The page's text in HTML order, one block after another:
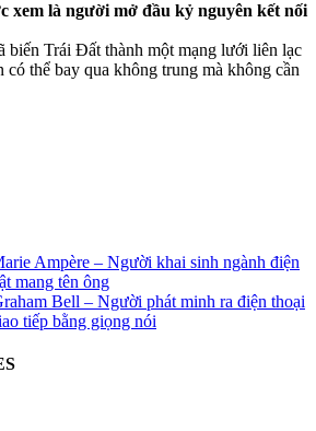
xem là người mở đầu kỷ nguyên kết nối
biến Trái Đất thành một mạng lưới liên lạc
thể bay qua không trung mà không cần
Ampère – Người khai sinh ngành điện
mang tên ông
Bell – Người phát minh ra điện thoại
tiếp bằng giọng nói